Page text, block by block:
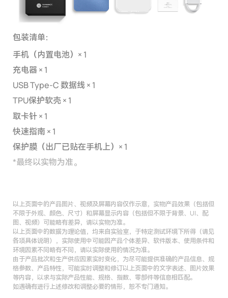
包装清单：
手机（内置电池）× 1
充电器 × 1
USB Type-C 数据线 × 1
TPU保护软壳 × 1
取卡针 × 1
快速指南 × 1
保护膜（出厂已贴在手机上）× 1
*最终以实物为准。
以上页面中的产品图片、视频及屏幕内容仅作示意，实物产品效果（包括但
不限于外观、颜色、尺寸）和屏幕显示内容（包括但不限于背景、UI、配
图、视频）可能略有差异，请以实物为准。
以上页面中的数据为理论值，均来自实验室，于特定测试环境下所得（请见
各项具体说明），实际使用中可能因产品个体差异、软件版本、使用条件和
环境因素不同略有不同，请以实际使用的情况为准。
由于产品批次和生产供应因素实时变化，为尽可能提供准确的产品信息、规
格参数、产品特性，可能实时调整和修订以上页面中的文字表述、图片效果
等内容，以求与实际产品性能、规格、指数、零部件等信息相匹配。
如遇确有进行上述修改和调整必要的情形，恕不专门通知。